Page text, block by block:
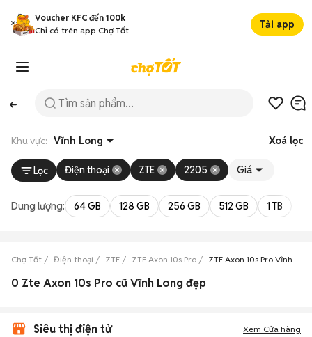
Voucher KFC đến 100k
Chỉ có trên app Chợ Tốt
Tải app
Khu vực: Vĩnh Long Xoá lọc
Lọc Điện thoại ZTE 2205 Giá
Dung lượng: 64 GB 128 GB 256 GB 512 GB 1 TB
Chợ Tốt Điện thoại ZTE ZTE Axon 10s Pro ZTE Axon 10s Pro Vĩnh
0 Zte Axon 10s Pro cũ Vĩnh Long đẹp
Siêu thị điện tử Xem Cửa hàng